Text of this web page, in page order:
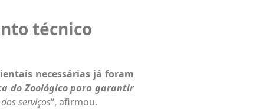
técnico
necessárias já foram
do Zoológico para garantir
serviços“, afirmou.